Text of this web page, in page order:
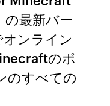
最新バー
オンライン
のポ
のすべての